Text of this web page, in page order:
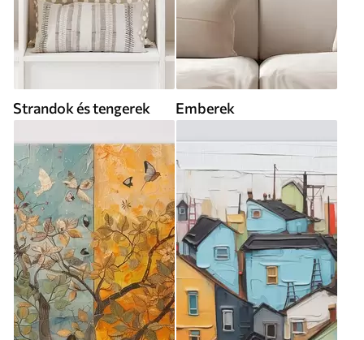
Strandok és tengerek Emberek